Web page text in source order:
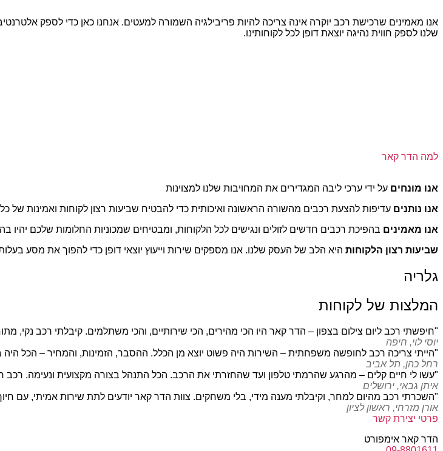
אנו מאמינים שרכישת רכב יוקרה אינה צריכה להיות פריבילגיה השמורה למעטים. אנחנו כאן כדי לספק
שלנו לספק חווית נהיגה יוצאת דופן לכל לקוחותינו.
למה הדר קאר
אנו מונחים על ידי ערכי ליבה המגדירים את המחויבות שלנו למצוינות
אנו נותנים עדיפות להצעת רכבים מהשורה הראשונה ואיכותית כדי להבטיח שביעות רצון לקוחות ואמינות של כל
אנו מאמינים בהפיכת רכבים חדשים לזולים ונגישים לכל הלקוחות, ומבטיחים שמכוניות החלומות שלכם יהיו
שביעות רצון הלקוחות היא הלב של העסק שלנו. אנו מספקים שירות וייעוץ יוצאי דופן כדי להפוך את מסע
גלריה
המלצות של לקוחות
"חיפשתי רכב ליום צילום בצפון – הדר קאר היו הכי מהירים, הכי שירותיים, והכי משתלמים. קיבלתי רכב נקי,
יוסי לוי, חיפה
"הייתי צריכה רכב לחופשה משפחתית – השירות היה פשוט יוצא מן הכלל. ההסבר, הזמינות, והמחיר – הכל היה
רחל כהן, תל אביב
"עשו לי חיים קלים – מהרגע שהרמתי טלפון ועד שהחזרתי את הרכב. הכל התנהל בצורה מקצועית ונעימה.
איתן גבאי, ירושלים
"השכרתי רכב מהיום למחר, וקיבלתי מענה מידי, בלי משחקים. צוות הדר קאר יודעים לתת שירות אמיתי, עם
אורן מזרחי, ראשון לציון
פרטי יצירת קשר
הדר קאר אימפורט